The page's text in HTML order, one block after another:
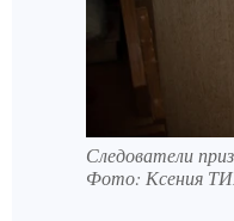
Следователи
Фото: Ксения